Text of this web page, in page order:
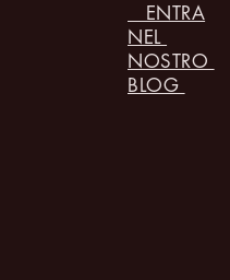
ENTRA
NEL
NOSTRO
BLOG